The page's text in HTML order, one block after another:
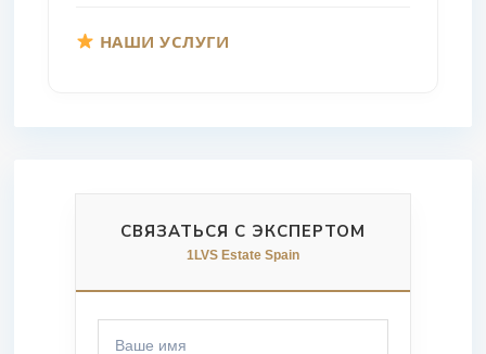
НАШИ УСЛУГИ
СВЯЗАТЬСЯ С ЭКСПЕРТОМ
1LVS Estate Spain